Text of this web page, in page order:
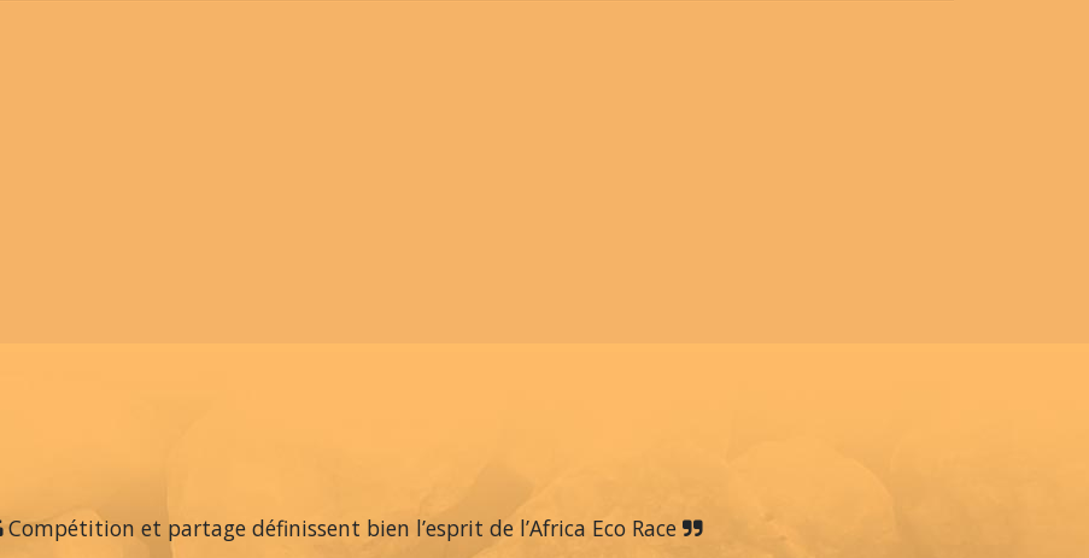
Compétition et partage définissent bien l’esprit de l’Africa Eco Race